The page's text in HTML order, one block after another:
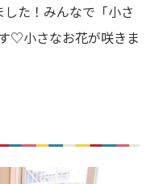
た！みんなで「小さ
♡小さなお花が咲きま